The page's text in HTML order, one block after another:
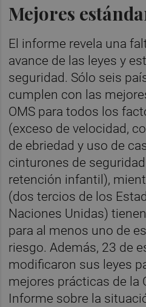
Mejores
El informe revela una
avance de las leyes y
seguridad. Sólo seis
cumplen con las
OMS para todos los
(exceso de velocidad,
de ebriedad y uso de
cinturones de
retención infantil),
(dos tercios de los
Naciones Unidas)
para al menos uno de
riesgo. Además, 23 de
modificaron sus leyes
mejores prácticas de la
Informe sobre la